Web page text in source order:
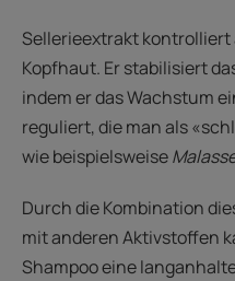
Sellerieextrakt kontrolliert
Kopfhaut. Er stabilisiert
indem er das Wachstum
reguliert, die man als
wie beispielsweise
Durch die Kombination
mit anderen Aktivstoffen
Shampoo eine